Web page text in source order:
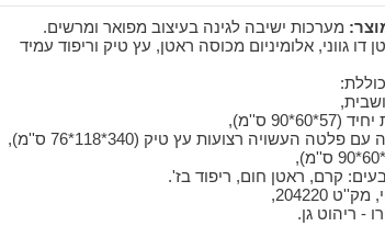
מערכות ישיבה לגינה בעיצוב מפואר ומרשים.
דו גווני, אלומיניום מכוסה ראטן, עץ טיק וריפוד עמיד
פלטה העשויה רצועות עץ טיק (340*118*76 ס''מ),
קרם, ראטן חום, ריפוד בז'.
204220,
- ריהוט גן.